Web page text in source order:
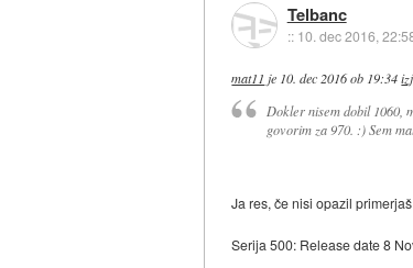
Telbanc
:: 10. dec 2016,
mat11 je 10. dec 2016 ob 19:34
Dokler nisem dobil 1060,
govorim za 970. :) Sem
Ja res, če nisi opazil
Serija 500: Release date 8